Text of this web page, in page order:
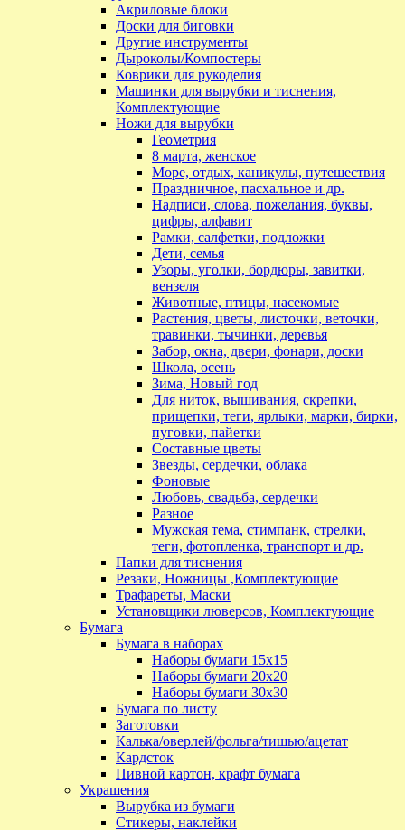
Акриловые блоки
Доски для биговки
Другие инструменты
Дыроколы/Компостеры
Коврики для рукоделия
Машинки для вырубки и тиснения,
Комплектующие
Ножи для вырубки
Геометрия
8 марта, женское
Море, отдых, каникулы, путешествия
Праздничное, пасхальное и др.
Надписи, слова, пожелания, буквы,
цифры, алфавит
Рамки, салфетки, подложки
Дети, семья
Узоры, уголки, бордюры, завитки,
вензеля
Животные, птицы, насекомые
Растения, цветы, листочки, веточки,
травинки, тычинки, деревья
Забор, окна, двери, фонари, доски
Школа, осень
Зима, Новый год
Для ниток, вышивания, скрепки,
прищепки, теги, ярлыки, марки, бирки,
пуговки, пайетки
Составные цветы
Звезды, сердечки, облака
Фоновые
Любовь, свадьба, сердечки
Разное
Мужская тема, стимпанк, стрелки,
теги, фотопленка, транспорт и др.
Папки для тиснения
Резаки, Ножницы ,Комплектующие
Трафареты, Маски
Установщики люверсов, Комплектующие
Бумага
Бумага в наборах
Наборы бумаги 15х15
Наборы бумаги 20х20
Наборы бумаги 30х30
Бумага по листу
Заготовки
Калька/оверлей/фольга/тишью/ацетат
Кардсток
Пивной картон, крафт бумага
Украшения
Вырубка из бумаги
Стикеры, наклейки